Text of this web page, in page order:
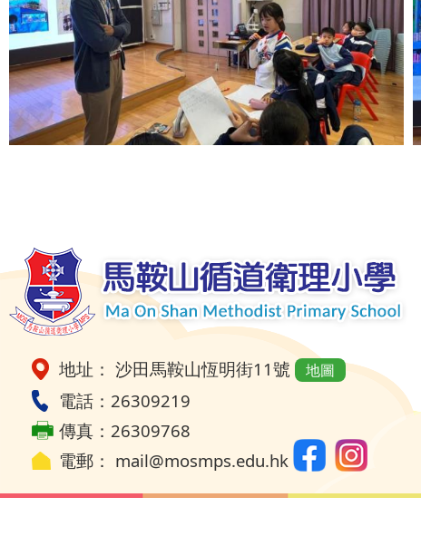
地址： 沙田馬鞍山恆明街11號 地圖
電話：26309219
傳真：26309768
電郵： mail@mosmps.edu.hk